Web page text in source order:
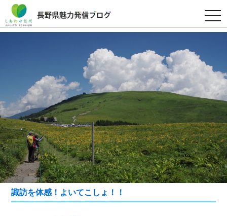
t
o
g
a
v
g
a
t
o
n
諏訪を体感！よいてこしょ！！